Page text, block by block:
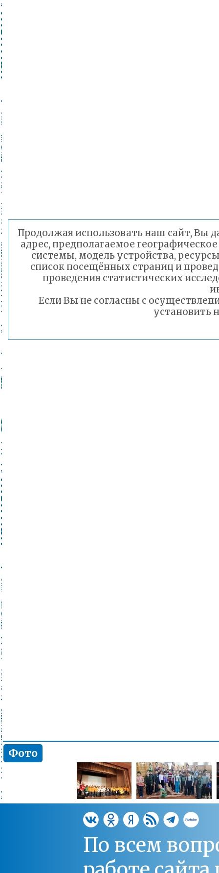
Фото
По всем
Продолжая использовать наш сайт, Вы
адрес, предполагаемое
системы, модель устройства,
список посещённых страниц и
проведения статистических
Если Вы не согласны с
установить